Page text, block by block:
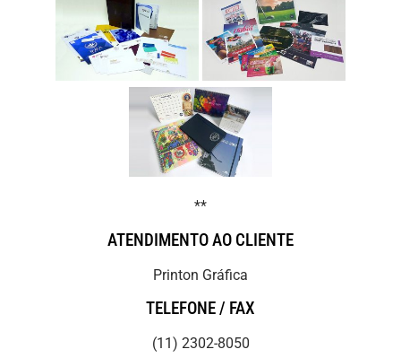
**
ATENDIMENTO AO CLIENTE
Printon Gráfica
TELEFONE / FAX
(11) 2302-8050